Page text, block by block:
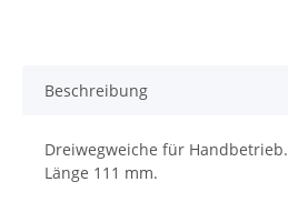
Beschreibung
Dreiwegweiche für Handbetrieb.
Länge 111 mm.